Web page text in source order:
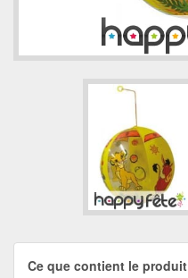
Ce que contient le produit